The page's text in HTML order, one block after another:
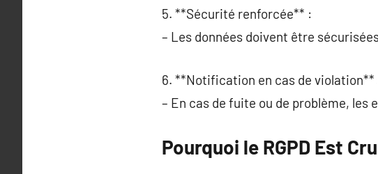
5. **Sécurité renforcée** :
– Les données doivent être
6. **Notification en cas de violation**
– En cas de fuite ou de problème,
Pourquoi le RGPD Est